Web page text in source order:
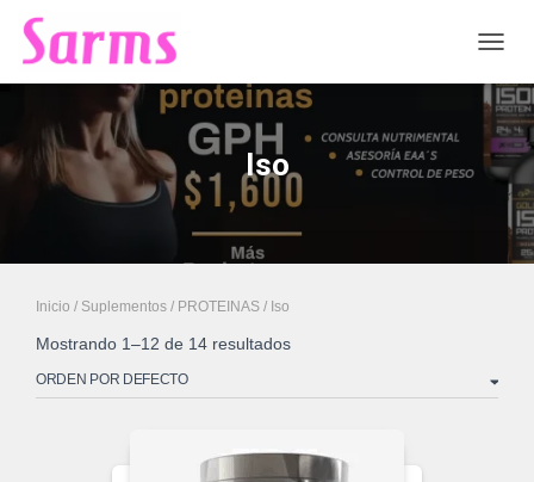
Iso
Inicio / Suplementos / PROTEINAS / Iso
Mostrando 1–12 de 14 resultados